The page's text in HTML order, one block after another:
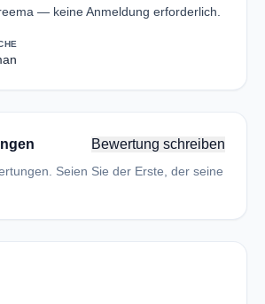
— keine Anmeldung erforderlich.
Bewertung schreiben
Seien Sie der Erste, der seine